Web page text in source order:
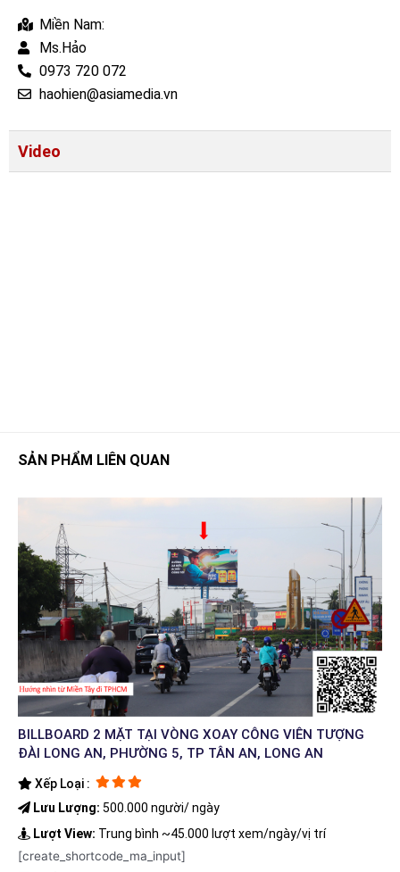
Miền Nam:
Ms.Hảo
0973 720 072
haohien@asiamedia.vn
Video
SẢN PHẨM LIÊN QUAN
BILLBOARD 2 MẶT TẠI VÒNG XOAY CÔNG VIÊN TƯỢNG
ĐÀI LONG AN, PHƯỜNG 5, TP TÂN AN, LONG AN
Xếp Loại :
Lưu Lượng: 500.000 người/ ngày
Lượt View: Trung bình ~45.000 lượt xem/ngày/vị trí
[create_shortcode_ma_input]